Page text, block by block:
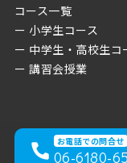
お電話での問合せ
06-6180-
コース一覧
小学生コース
中学生・高校生コ
講習会授業